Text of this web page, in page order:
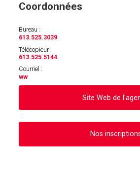
Coordonnées
Bureau :
613.525.3039
Télécopieur :
613.525.5144
Courriel :
ww
Site Web de
Nos